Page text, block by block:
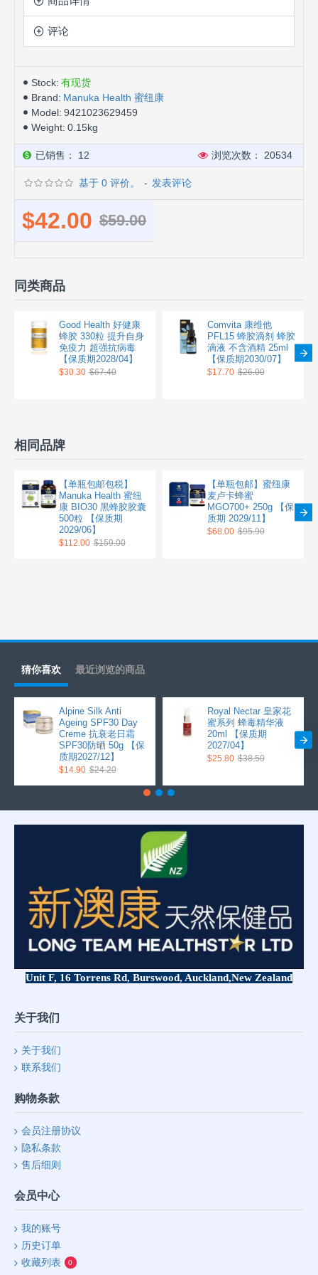
评论
Stock: 有现货
Brand: Manuka Health 蜜纽康
Model: 9421023629459
Weight: 0.15kg
已销售： 12 浏览次数： 20534
基于 0 评价。 - 发表评论
$42.00 $59.00
同类商品
Good Health 好健康
蜂胶 330粒 提升自身
免疫力 超强抗病毒
【保质期2028/04】
$30.30 $67.40
Comvita 康维他
PFL15 蜂胶滴剂 蜂胶
滴液 不含酒精 25ml
【保质期2030/07】
$17.70 $26.00
相同品牌
【单瓶包邮包税】
Manuka Health 蜜纽
康 BIO30 黑蜂胶胶囊
500粒 【保质期
2029/06】
$112.00 $159.00
【单瓶包邮】蜜纽康
麦卢卡蜂蜜
MGO700+ 250g 【保
质期 2029/11】
$68.00 $95.90
猜你喜欢 最近浏览的商品
Alpine Silk Anti
Ageing SPF30 Day
Creme 抗衰老日霜
SPF30防晒 50g 【保
质期2027/12】
$14.90 $24.20
Royal Nectar 皇家花
蜜系列 蜂毒精华液
20ml 【保质期
2027/04】
$25.80 $38.50
Unit F, 16 Torrens Rd, Burswood, Auckland,New Zealand
关于我们
关于我们
联系我们
购物条款
会员注册协议
隐私条款
售后细则
会员中心
我的账号
历史订单
收藏列表
0